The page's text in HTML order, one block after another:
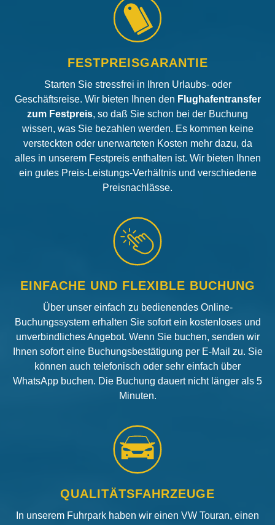
FESTPREISGARANTIE
Starten Sie stressfrei in Ihren Urlaubs- oder
Geschäftsreise. Wir bieten Ihnen den Flughafentransfer
zum Festpreis, so daß Sie schon bei der Buchung
wissen, was Sie bezahlen werden. Es kommen keine
versteckten oder unerwarteten Kosten mehr dazu, da
alles in unserem Festpreis enthalten ist. Wir bieten Ihnen
ein gutes Preis-Leistungs-Verhältnis und verschiedene
Preisnachlässe.
EINFACHE UND FLEXIBLE BUCHUNG
Über unser einfach zu bedienendes Online-
Buchungssystem erhalten Sie sofort ein kostenloses und
unverbindliches Angebot. Wenn Sie buchen, senden wir
Ihnen sofort eine Buchungsbestätigung per E-Mail zu. Sie
können auch telefonisch oder sehr einfach über
WhatsApp buchen. Die Buchung dauert nicht länger als 5
Minuten.
QUALITÄTSFAHRZEUGE
In unserem Fuhrpark haben wir einen VW Touran, einen